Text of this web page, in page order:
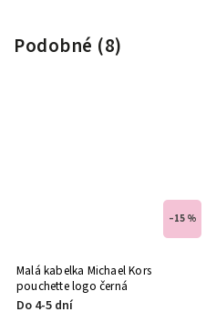
Podobné (8)
–15 %
Malá kabelka Michael Kors
pouchette logo černá
Do 4-5 dní